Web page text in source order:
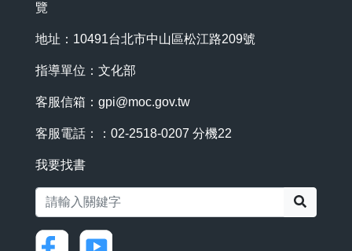
覽
地址：10491台北市中山區松江路209號
指導單位：文化部
客服信箱： gpi@moc.gov.tw
客服電話：：02-2518-0207 分機22
我要找書